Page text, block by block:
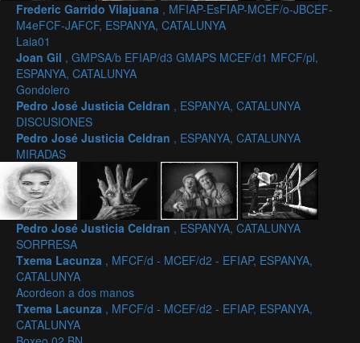
Frederic Garrido Vilajuana , MFIAP-EsFIAP-MCEF/o-JBCEF-
M4eFCF-JAFCF, ESPANYA, CATALUNYA
Laia01
Joan Gil , GMPSA/b EFIAP/d3 GMAPS MCEF/d1 MFCF/pl,
ESPANYA, CATALUNYA
Gondolero
Pedro José Justicia Celdran , ESPANYA, CATALUNYA
DISCUSIONES
Pedro José Justicia Celdran , ESPANYA, CATALUNYA
MIRADAS
Pedro José Justicia Celdran , ESPANYA, CATALUNYA
SORPRESA
Txema Lacunza , MFCF/d - MCEF/d2 - EFIAP, ESPANYA,
CATALUNYA
Acordeon a dos manos
Txema Lacunza , MFCF/d - MCEF/d2 - EFIAP, ESPANYA,
CATALUNYA